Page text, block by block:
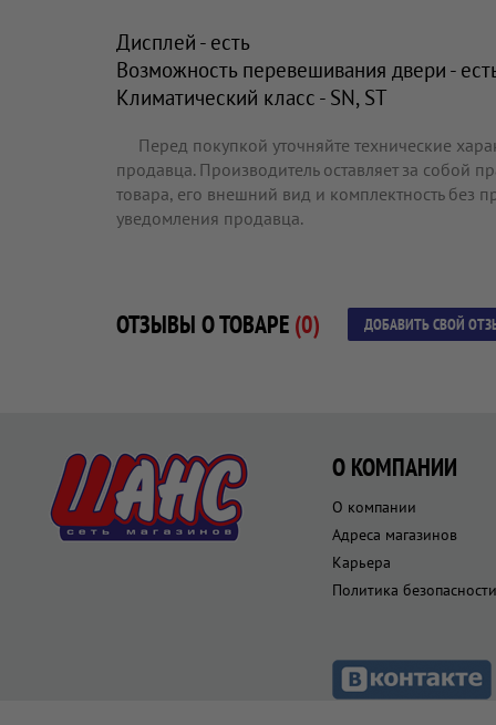
Дисплей - есть
Возможность перевешивания двери -
Климатический класс - SN, ST
Перед покупкой уточняйте технические
продавца. Производитель оставляет за собой
товара, его внешний вид и комплектность без
уведомления продавца.
ОТЗЫВЫ О ТОВАРЕ (0) ДОБАВИТЬ СВОЙ
О КОМПАНИИ
О компании
Адреса магазинов
Карьера
Политика безопасности